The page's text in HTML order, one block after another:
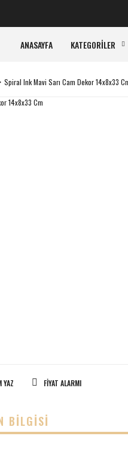
ANASAYFA KATEGORİLER
Spiral Ink Mavi Sarı Cam Dekor 14x8x33
YAZ FIYAT ALARMI
BILGISI